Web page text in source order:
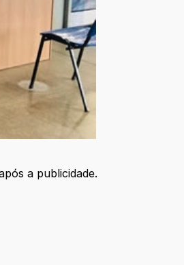
a publicidade.